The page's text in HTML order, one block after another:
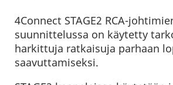
4Connect STAGE2 RCA-
suunnittelussa on käytetty
harkittuja ratkaisuja parhaan
saavuttamiseksi.